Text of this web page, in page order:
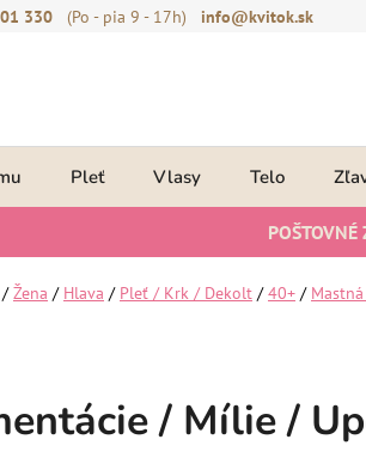
330 (Po - pia 9 - 17h) info@kvitok.sk
Pleť Vlasy Telo
/ Žena / Hlava / Pleť / Krk / Dekolt / 40+ /
/ Mílie /